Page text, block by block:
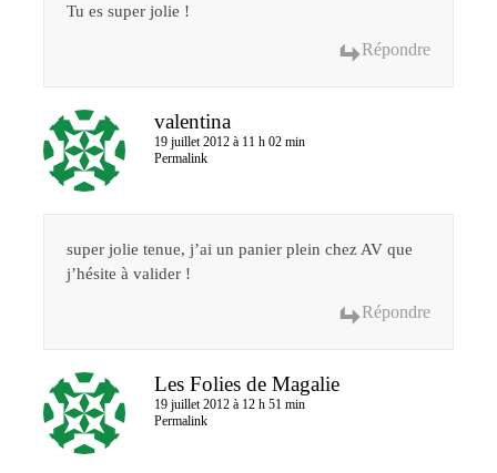
Tu es super jolie !
Répondre
valentina
19 juillet 2012 à 11 h 02 min
Permalink
super jolie tenue, j’ai un panier plein chez AV que
j’hésite à valider !
Répondre
Les Folies de Magalie
19 juillet 2012 à 12 h 51 min
Permalink